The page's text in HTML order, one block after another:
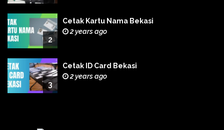
2
Cetak Kartu Nama Bekasi
2 years ago
3
Cetak ID Card Bekasi
2 years ago